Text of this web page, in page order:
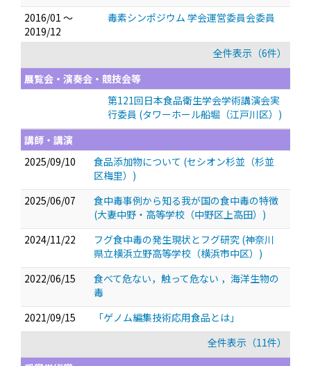
2016/01 ～
2019/12
毒素シンポジウム 学会運営委員会委員
全件表示（6件）
展覧会・演奏会・競技会等
第121回日本食品衛生学会学術講演会実
行委員 (タワーホール船堀（江戸川区）)
講師・講演
2025/09/10
食品添加物について (セシオン杉並（杉並
区梅里）)
2025/06/07
食中毒事例から知る我が国の食中毒の特徴
(大妻中野・高等学校（中野区上高田）)
2024/11/22
フグ食中毒の発生現状とフグ研究 (神奈川
県立横浜立野高等学校（横浜市中区）)
2022/06/15
食べて危ない，触って危ない ，海洋生物の
毒
2021/09/15
「ゲノム編集技術応用食品とは」
全件表示（11件）